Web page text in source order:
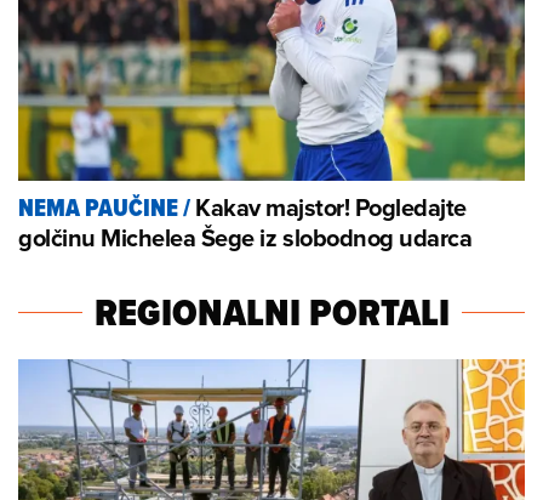
NEMA PAUČINE/Kakav majstor! Pogledajte
golčinu Michelea Šege iz slobodnog udarca
REGIONALNI PORTALI